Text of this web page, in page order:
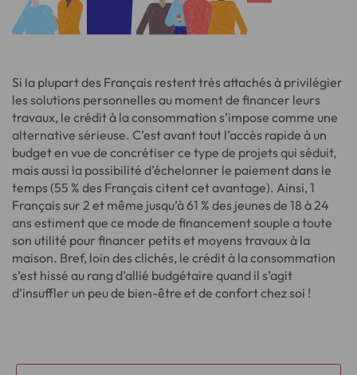
Si la plupart des Français restent très attachés à privilégier
les solutions personnelles au moment de financer leurs
travaux, le crédit à la consommation s’impose comme une
alternative sérieuse. C’est avant tout l’accès rapide à un
budget en vue de concrétiser ce type de projets qui séduit,
mais aussi la possibilité d’échelonner le paiement dans le
temps (55 % des Français citent cet avantage). Ainsi, 1
Français sur 2 et même jusqu’à 61 % des jeunes de 18 à 24
ans estiment que ce mode de financement souple a toute
son utilité pour financer petits et moyens travaux à la
maison. Bref, loin des clichés, le crédit à la consommation
s’est hissé au rang d’allié budgétaire quand il s’agit
d’insuffler un peu de bien-être et de confort chez soi !